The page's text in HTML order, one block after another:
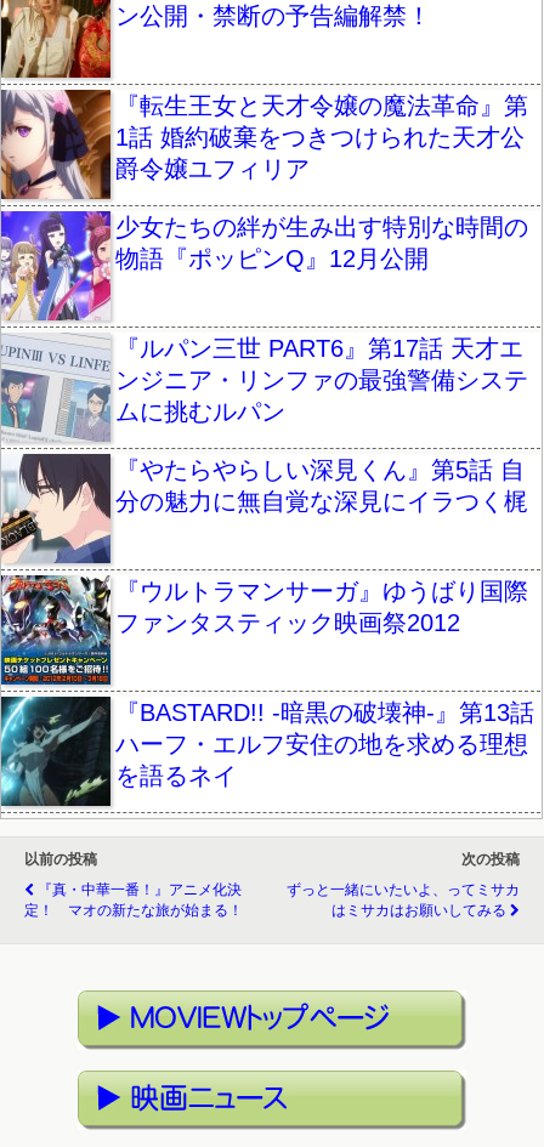
ン公開・禁断の予告編解禁！
『転生王女と天才令嬢の魔法革命』第
1話 婚約破棄をつきつけられた天才公
爵令嬢ユフィリア
少女たちの絆が生み出す特別な時間の
物語『ポッピンQ』12月公開
『ルパン三世 PART6』第17話 天才エ
ンジニア・リンファの最強警備システ
ムに挑むルパン
『やたらやらしい深見くん』第5話 自
分の魅力に無自覚な深見にイラつく梶
『ウルトラマンサーガ』ゆうばり国際
ファンタスティック映画祭2012
『BASTARD!! -暗黒の破壊神-』第13話
ハーフ・エルフ安住の地を求める理想
を語るネイ
以前の投稿
『真・中華一番！』アニメ化決
定！ マオの新たな旅が始まる！
次の投稿
ずっと一緒にいたいよ、ってミサカ
はミサカはお願いしてみる